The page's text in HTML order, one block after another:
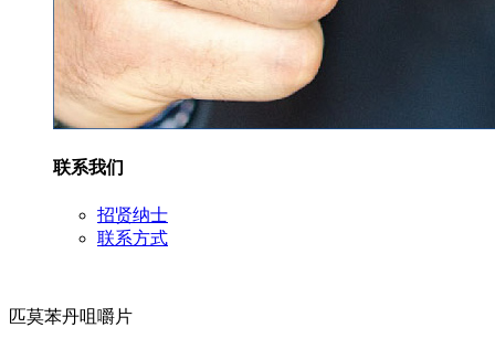
联系我们
招贤纳士
联系方式
匹莫苯丹咀嚼片